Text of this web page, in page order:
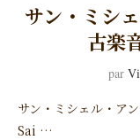
サン・ミシ
古楽
par
サン・ミシェル・ア
Sai …